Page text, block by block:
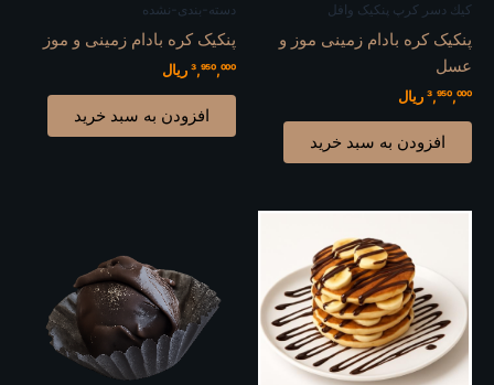
كيك دسر کرپ پنکیک وافل
پنکیک کره بادام زمینی موز و
عسل
3,950,000ریال
افزودن به سبد خرید
دسته-بندی-نشده
پنکیک کره بادام ‌زمینی و موز
3,950,000ریال
افزودن به سبد خرید